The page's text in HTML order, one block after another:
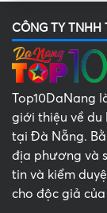
CÔNG TY TNHH
Top10DaNang
giới thiệu về du
tại Đà Nẵng.
địa phương và
tin và kiểm
cho độc giả của